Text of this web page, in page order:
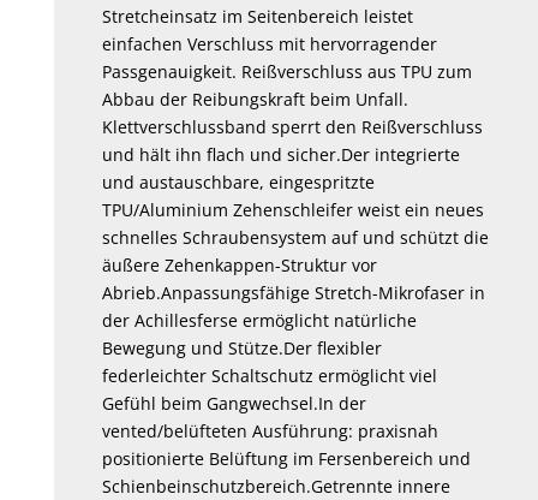
Stretcheinsatz im Seitenbereich leistet
einfachen Verschluss mit hervorragender
Passgenauigkeit. Reißverschluss aus TPU zum
Abbau der Reibungskraft beim Unfall.
Klettverschlussband sperrt den Reißverschluss
und hält ihn flach und sicher.Der integrierte
und austauschbare, eingespritzte
TPU/Aluminium Zehenschleifer weist ein neues
schnelles Schraubensystem auf und schützt die
äußere Zehenkappen-Struktur vor
Abrieb.Anpassungsfähige Stretch-Mikrofaser in
der Achillesferse ermöglicht natürliche
Bewegung und Stütze.Der flexibler
federleichter Schaltschutz ermöglicht viel
Gefühl beim Gangwechsel.In der
vented/belüfteten Ausführung: praxisnah
positionierte Belüftung im Fersenbereich und
Schienbeinschutzbereich.Getrennte innere